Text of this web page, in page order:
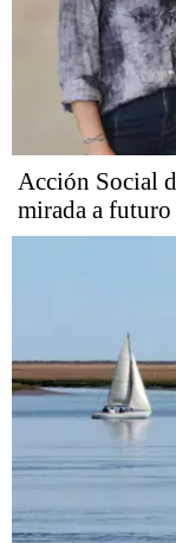
Acción Social
mirada a futuro